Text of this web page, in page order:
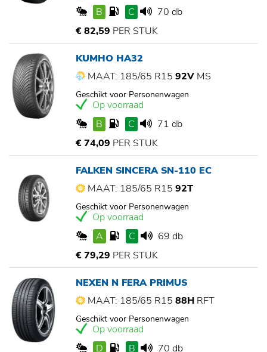
B
C
70 db
€ 82,59 PER STUK
KUMHO HA32
MAAT: 185/65 R15 92V MS
Geschikt voor Personenwagen
Op voorraad
B
C
71 db
€ 74,09 PER STUK
FALKEN SINCERA SN-110 EC
MAAT: 185/65 R15 92T
Geschikt voor Personenwagen
Op voorraad
A
C
69 db
€ 79,29 PER STUK
NEXEN N FERA PRIMUS
MAAT: 185/65 R15 88H RFT
Geschikt voor Personenwagen
Op voorraad
D
B
70 db